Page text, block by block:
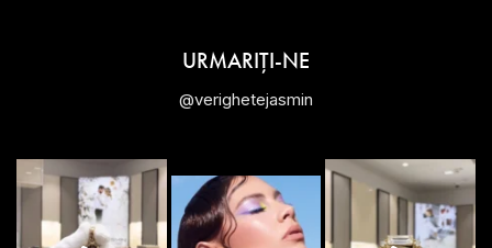
URMARIȚI-NE
@verighetejasmin